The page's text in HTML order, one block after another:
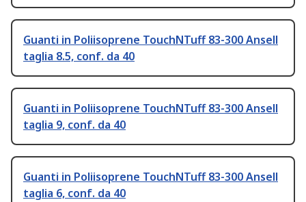
Guanti in Poliisoprene TouchNTuff 83-300 Ansell
taglia 8.5, conf. da 40
Guanti in Poliisoprene TouchNTuff 83-300 Ansell
taglia 9, conf. da 40
Guanti in Poliisoprene TouchNTuff 83-300 Ansell
taglia 6, conf. da 40